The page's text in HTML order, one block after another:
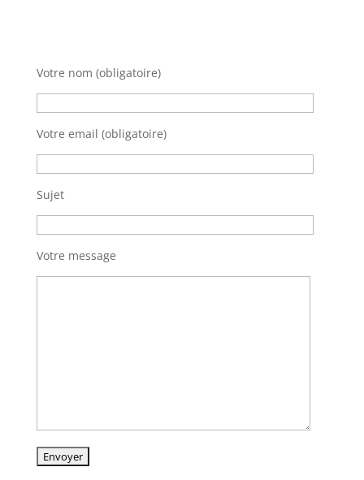
Votre nom (obligatoire)
Votre email (obligatoire)
Sujet
Votre message